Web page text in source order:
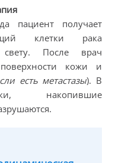
пациент получает
клетки рака
После врач
кожи и
есть метастазы). В
накопившие